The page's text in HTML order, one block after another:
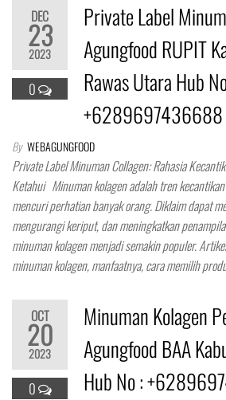
DEC
23
2023
0
Private Label
Agungfood RUPIT
Rawas Utara Hub
+6289697436688
By WEBAGUNGFOOD
Private Label Minuman Collagen: Rahasia
Ketahui Minuman kolagen adalah tren
mencuri perhatian banyak orang. Diklaim dapat
mengurangi keriput, dan meningkatkan
minuman kolagen menjadi semakin populer.
minuman kolagen, manfaatnya, cara memilih
OCT
20
2023
0
Minuman Kolagen
Agungfood BAA
Hub No :